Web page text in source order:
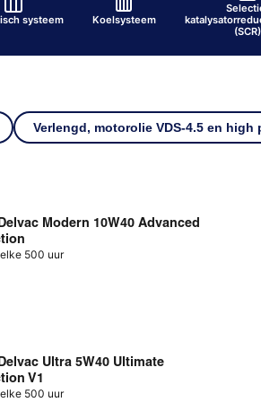
systeem Koelsysteem
(SCR)
Verlengd, motorolie VDS-4.5 en
Modern 10W40 Advanced
500 uur
Ultra 5W40 Ultimate
V1
500 uur